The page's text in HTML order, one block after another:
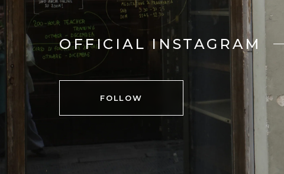
OFFICIAL INSTAGRAM
FOLLOW